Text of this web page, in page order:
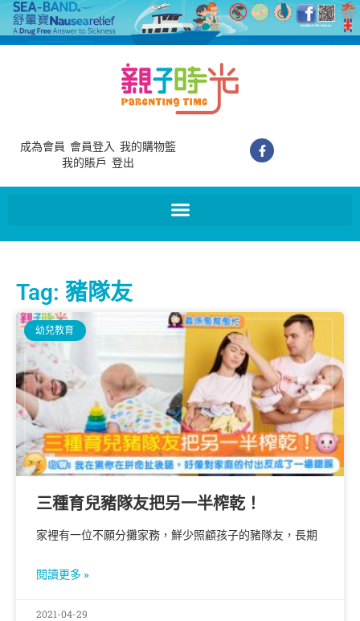
成為會員 會員登入 我的購物籃
我的賬戶 登出
Tag: 豬隊友
幼兒教育
三種育兒豬隊友把另一半榨乾！
家裡有一位不願分攤家務，鮮少照顧孩子的豬隊友，長期
閱讀更多 »
2021-04-29